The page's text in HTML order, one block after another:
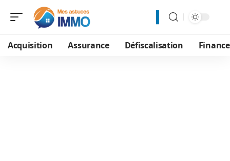
Acquisition Assurance Défiscalisation